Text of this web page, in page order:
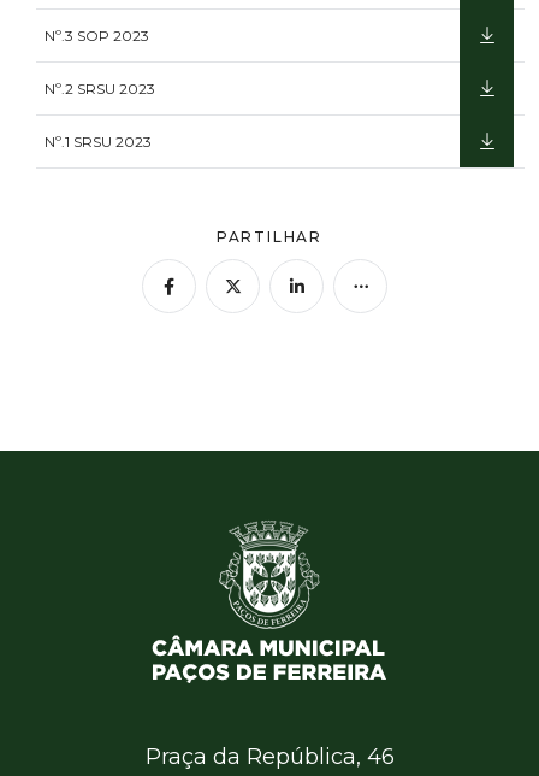
Nº.3 SOP 2023
Nº.2 SRSU 2023
Nº.1 SRSU 2023
PARTILHAR
Praça da República, 46